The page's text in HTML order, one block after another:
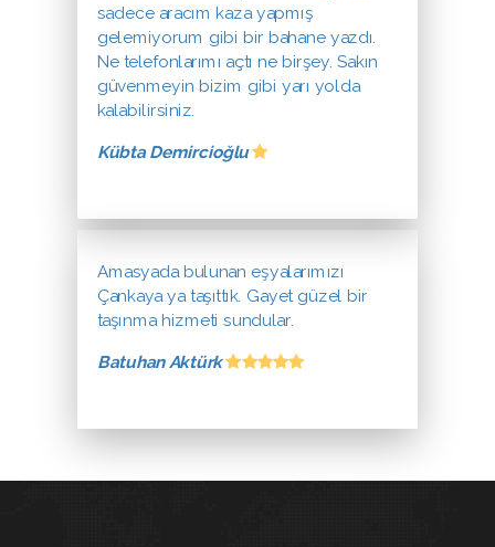
sadece aracım kaza yapmış
gelemiyorum gibi bir bahane yazdı.
Ne telefonlarımı açtı ne birşey. Sakın
güvenmeyin bizim gibi yarı yolda
kalabilirsiniz.
Kübta Demircioğlu
Amasyada bulunan eşyalarımızı
Çankaya ya taşıttık. Gayet güzel bir
taşınma hizmeti sundular.
Batuhan Aktürk